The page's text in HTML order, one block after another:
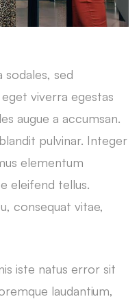
sodales, sed
viverra egestas
augue a accumsan.
pulvinar. Integer
elementum
eleifend tellus.
consequat vitae,
iste natus error sit
laudantium,